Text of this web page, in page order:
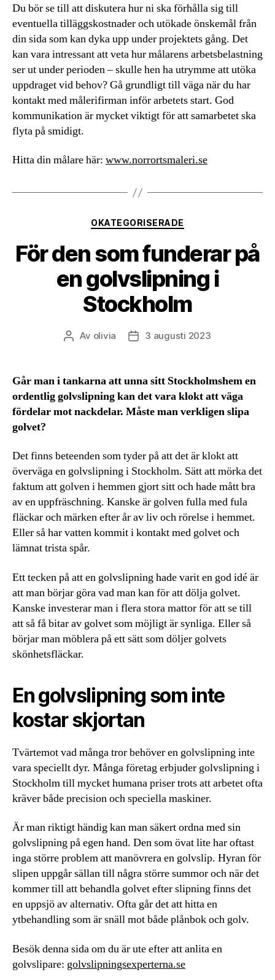
Du bör se till att diskutera hur ni ska förhålla sig till
eventuella tilläggskostnader och utökade önskemål från
din sida som kan dyka upp under projektets gång. Det
kan vara intressant att veta hur målarens arbetsbelastning
ser ut under perioden – skulle hen ha utrymme att utöka
uppdraget vid behov? Gå grundligt till väga när du har
kontakt med målerifirman inför arbetets start. God
kommunikation är mycket viktigt för att samarbetet ska
flyta på smidigt.
Hitta din målare här: www.norrortsmaleri.se
Kategorier
OKATEGORISERADE
För den som funderar på
en golvslipning i
Stockholm
Inläggsförfattare
Av olivia Inläggsdatum
3 augusti 2023
Går man i tankarna att unna sitt Stockholmshem en
ordentlig golvslipning kan det vara klokt att väga
fördelar mot nackdelar. Måste man verkligen slipa
golvet?
Det finns beteenden som tyder på att det är klokt att
överväga en golvslipning i Stockholm. Sätt att mörka det
faktum att golven i hemmen gjort sitt och hade mått bra
av en uppfräschning. Kanske är golven fulla med fula
fläckar och märken efter år av liv och rörelse i hemmet.
Eller så har vatten kommit i kontakt med golvet och
lämnat trista spår.
Ett tecken på att en golvslipning hade varit en god idé är
att man börjar göra vad man kan för att dölja golvet.
Kanske investerar man i flera stora mattor för att se till
att så få bitar av golvet som möjligt är synliga. Eller så
börjar man möblera på ett sätt som döljer golvets
skönhetsfläckar.
En golvslipning som inte
kostar skjortan
Tvärtemot vad många tror behöver en golvslipning inte
vara speciellt dyr. Många företag erbjuder golvslipning i
Stockholm till mycket humana priser trots att arbetet ofta
kräver både precision och speciella maskiner.
Är man riktigt händig kan man säkert ordna med sin
golvslipning på egen hand. Den som övat lite har oftast
inga större problem att manövrera en golvslip. Hyran för
slipen uppgår sällan till några större summor och när det
kommer till att behandla golvet efter slipning finns det
en uppsjö av alternativ. Ofta går det att hitta en
ytbehandling som är snäll mot både plånbok och golv.
Besök denna sida om du är ute efter att anlita en
golvslipare: golvslipningsexperterna.se